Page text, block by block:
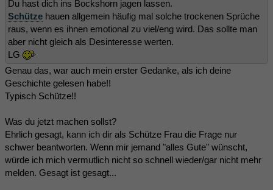
Du hast dich ins Bockshorn jagen lassen.
Schütze hauen allgemein häufig mal solche trockenen Sprüche
raus, wenn es ihnen emotional zu viel/eng wird. Das sollte man
aber nicht gleich als Desinteresse werten.
LG
Genau das, war auch mein erster Gedanke, als ich deine
Geschichte gelesen habe!!
Typisch Schütze!!
Was du jetzt machen sollst?
Ehrlich gesagt, kann ich dir als Schütze Frau die Frage nur
schwer beantworten. Wenn mir jemand "alles Gute" wünscht,
würde ich mich vermutlich nicht so schnell wieder/gar nicht mehr
melden. Gesagt ist gesagt...